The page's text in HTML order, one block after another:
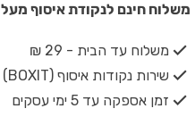
משלוח חינם לנקודת איסוף מעל ₪149 · משלוח חינם עד הבית מעל ₪199
משלוח עד הבית - 29 ₪
שירות נקודות איסוף (BOXIT) - 19 ₪
זמן אספקה עד 5 ימי עסקים